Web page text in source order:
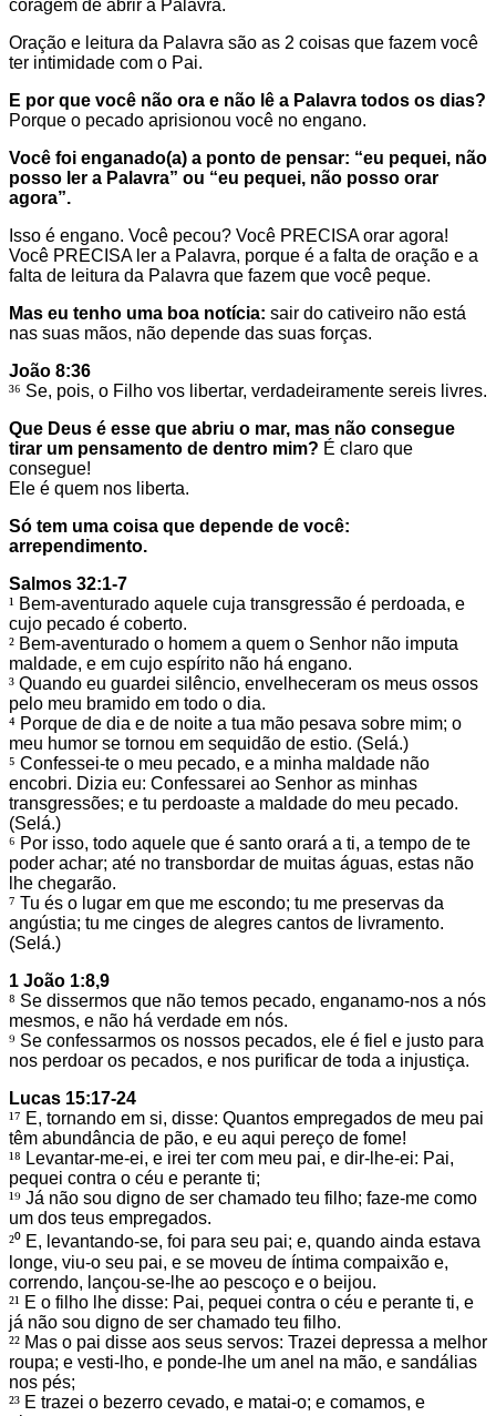
coragem de abrir a Palavra.
Oração e leitura da Palavra são as 2 coisas que fazem você
ter intimidade com o Pai.
E por que você não ora e não lê a Palavra todos os dias?
Porque o pecado aprisionou você no engano.
Você foi enganado(a) a ponto de pensar: “eu pequei, não
posso ler a Palavra” ou “eu pequei, não posso orar
agora”.
Isso é engano. Você pecou? Você PRECISA orar agora!
Você PRECISA ler a Palavra, porque é a falta de oração e a
falta de leitura da Palavra que fazem que você peque.
Mas eu tenho uma boa notícia: sair do cativeiro não está
nas suas mãos, não depende das suas forças.
João 8:36
³⁶ Se, pois, o Filho vos libertar, verdadeiramente sereis livres.
Que Deus é esse que abriu o mar, mas não consegue
tirar um pensamento de dentro mim? É claro que
consegue!
Ele é quem nos liberta.
Só tem uma coisa que depende de você:
arrependimento.
Salmos 32:1-7
¹ Bem-aventurado aquele cuja transgressão é perdoada, e
cujo pecado é coberto.
² Bem-aventurado o homem a quem o Senhor não imputa
maldade, e em cujo espírito não há engano.
³ Quando eu guardei silêncio, envelheceram os meus ossos
pelo meu bramido em todo o dia.
⁴ Porque de dia e de noite a tua mão pesava sobre mim; o
meu humor se tornou em sequidão de estio. (Selá.)
⁵ Confessei-te o meu pecado, e a minha maldade não
encobri. Dizia eu: Confessarei ao Senhor as minhas
transgressões; e tu perdoaste a maldade do meu pecado.
(Selá.)
⁶ Por isso, todo aquele que é santo orará a ti, a tempo de te
poder achar; até no transbordar de muitas águas, estas não
lhe chegarão.
⁷ Tu és o lugar em que me escondo; tu me preservas da
angústia; tu me cinges de alegres cantos de livramento.
(Selá.)
1 João 1:8,9
⁸ Se dissermos que não temos pecado, enganamo-nos a nós
mesmos, e não há verdade em nós.
⁹ Se confessarmos os nossos pecados, ele é fiel e justo para
nos perdoar os pecados, e nos purificar de toda a injustiça.
Lucas 15:17-24
¹⁷ E, tornando em si, disse: Quantos empregados de meu pai
têm abundância de pão, e eu aqui pereço de fome!
¹⁸ Levantar-me-ei, e irei ter com meu pai, e dir-lhe-ei: Pai,
pequei contra o céu e perante ti;
¹⁹ Já não sou digno de ser chamado teu filho; faze-me como
um dos teus empregados.
²⁰ E, levantando-se, foi para seu pai; e, quando ainda estava
longe, viu-o seu pai, e se moveu de íntima compaixão e,
correndo, lançou-se-lhe ao pescoço e o beijou.
²¹ E o filho lhe disse: Pai, pequei contra o céu e perante ti, e
já não sou digno de ser chamado teu filho.
²² Mas o pai disse aos seus servos: Trazei depressa a melhor
roupa; e vesti-lho, e ponde-lhe um anel na mão, e sandálias
nos pés;
²³ E trazei o bezerro cevado, e matai-o; e comamos, e